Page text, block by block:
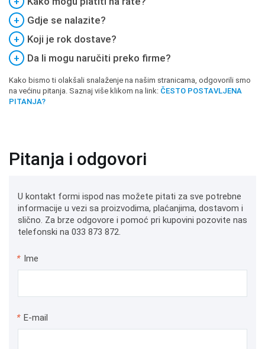
+
Gdje se nalazite?
+
Koji je rok dostave?
+
Da li mogu naručiti preko firme?
Kako bismo ti olakšali snalaženje na našim stranicama, odgovorili smo
na većinu pitanja. Saznaj više klikom na link: ČESTO POSTAVLJENA
PITANJA?
Pitanja i odgovori
U kontakt formi ispod nas možete pitati za sve potrebne
informacije u vezi sa proizvodima, plaćanjima, dostavom i
slično. Za brze odgovore i pomoć pri kupovini pozovite nas
telefonski na 033 873 872.
* Ime
* E-mail